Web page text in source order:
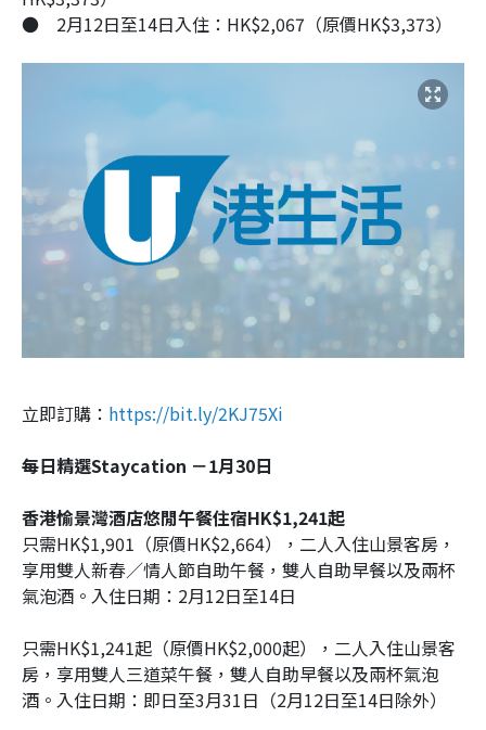
●
2月12日至14日入住：HK$2,067（原價HK$3,373）
立即訂購： https://bit.ly/2KJ75Xi
每日精選Staycation －1月30日
香港愉景灣酒店悠閒午餐住宿HK$1,241起
只需HK$1,901（原價HK$2,664），二人入住山景客房，
享用雙人新春／情人節自助午餐，雙人自助早餐以及兩杯
氣泡酒。入住日期：2月12日至14日
只需HK$1,241起（原價HK$2,000起），二人入住山景客
房，享用雙人三道菜午餐，雙人自助早餐以及兩杯氣泡
酒。入住日期：即日至3月31日（2月12日至14日除外）